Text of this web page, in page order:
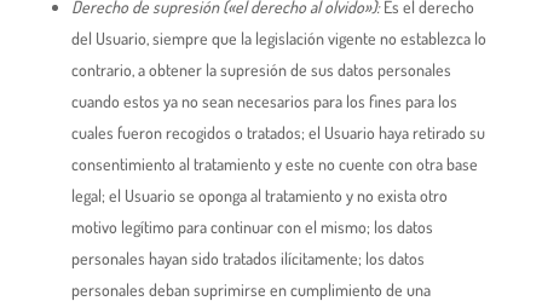
Derecho de supresión («el derecho al olvido»):Es el derecho
del Usuario, siempre que la legislación vigente no establezca lo
contrario, a obtener la supresión de sus datos personales
cuando estos ya no sean necesarios para los fines para los
cuales fueron recogidos o tratados; el Usuario haya retirado su
consentimiento al tratamiento y este no cuente con otra base
legal; el Usuario se oponga al tratamiento y no exista otro
motivo legítimo para continuar con el mismo; los datos
personales hayan sido tratados ilícitamente; los datos
personales deban suprimirse en cumplimiento de una